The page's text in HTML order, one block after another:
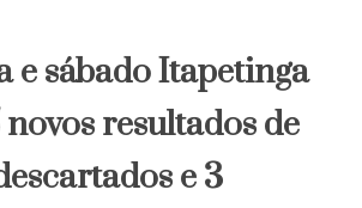
e sábado Itapetinga
novos resultados de
e 3